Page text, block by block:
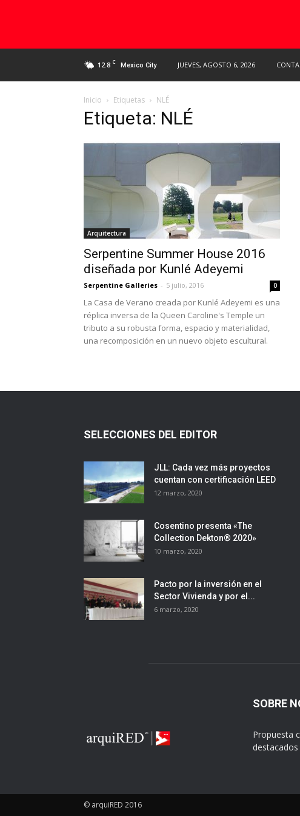
12.8 C Mexico City JUEVES, AGOSTO 6, 2026
Inicio Etiquetas NLÉ
Etiqueta: NLÉ
Arquitectura
Serpentine Summer House 2016
diseñada por Kunlé Adeyemi
Serpentine Galleries - 5 julio, 2016 0
La Casa de Verano creada por Kunlé Adeyemi es una
réplica inversa de la Queen Caroline's Temple un
tributo a su robusta forma, espacio y materialidad,
una recomposición en un nuevo objeto escultural.
SELECCIONES DEL EDITOR
JLL: Cada vez más proyectos
cuentan con certificación LEED
12 marzo, 2020
Cosentino presenta «The
Collection Dekton® 2020»
10 marzo, 2020
Pacto por la inversión en el
Sector Vivienda y por el...
6 marzo, 2020
SOBRE
Propuesta
© arquiRED 2016